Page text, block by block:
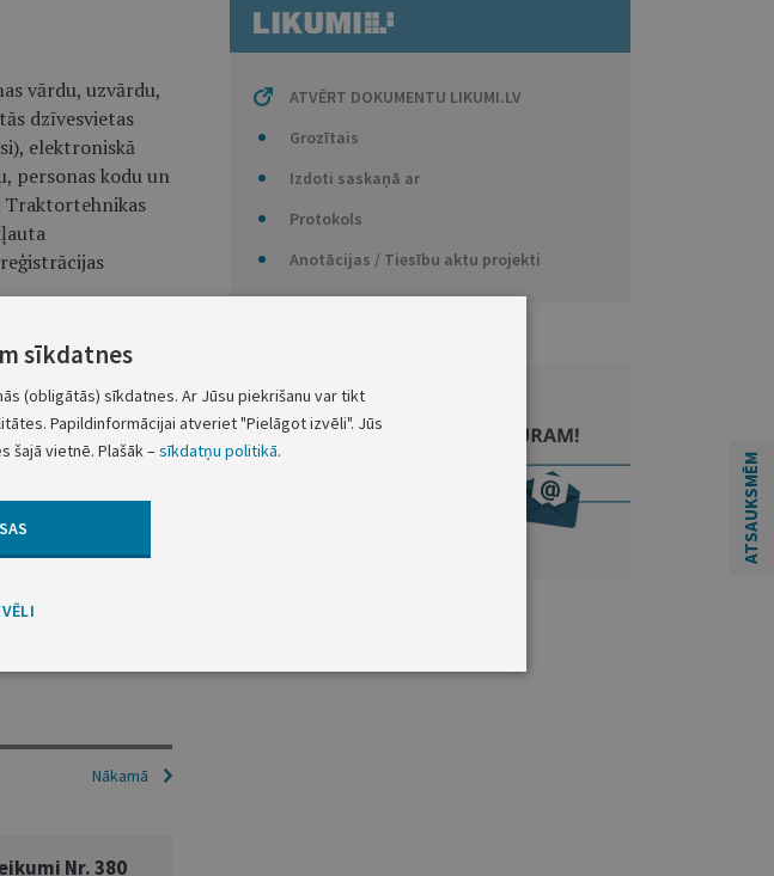
ATVĒRT DOKUMENTU LIKUMI.LV
Grozītais
Izdoti saskaņā ar
Protokols
Anotācijas / Tiesību aktu projekti
vārdu, uzvārdu,
dzīvesvietas
elektroniskā
personas kodu un
datus un
Ministru prezidents
Nākamā
Nr. 380
ATSAUKSMĒM
sīkdatnes
(obligātās) sīkdatnes. Ar Jūsu piekrišanu var tikt
Papildinformācijai atveriet "Pielāgot izvēli". Jūs
šajā vietnē. Plašāk –sīkdatņu politikā.